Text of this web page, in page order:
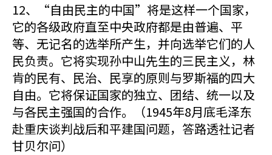
12、“自由民主的中国”将是这样一个国家，
它的各级政府直至中央政府都是由普遍、平
等、无记名的选举所产生，并向选举它们的人
民负责。它将实现孙中山先生的三民主义，林
肯的民有、民治、民享的原则与罗斯福的四大
自由。它将保证国家的独立、团结、统一以及
与各民主强国的合作。（1945年8月底毛泽东
赴重庆谈判战后和平建国问题，答路透社记者
甘贝尔问）